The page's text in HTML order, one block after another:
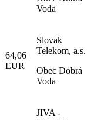
Voda
64,06
EUR
Slovak
Telekom, a.s.
Obec Dobrá
Voda
JIVA -